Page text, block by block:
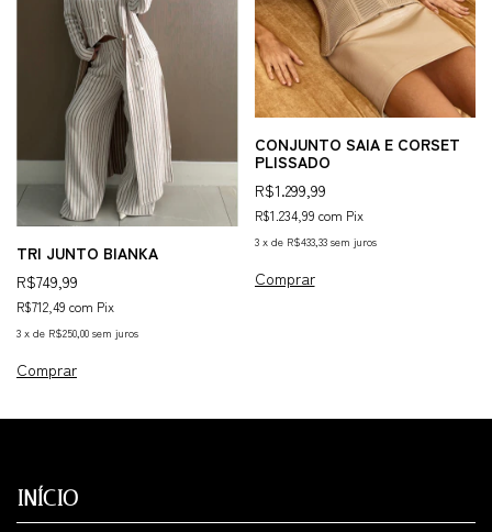
TRI JUNTO BIANKA
R$749,99
R$712,49 com Pix
3 x de R$250,00 sem juros
Comprar
CONJUNTO SAIA E CORSET
PLISSADO
R$1.299,99
R$1.234,99 com Pix
3 x de R$433,33 sem juros
Comprar
INÍCIO